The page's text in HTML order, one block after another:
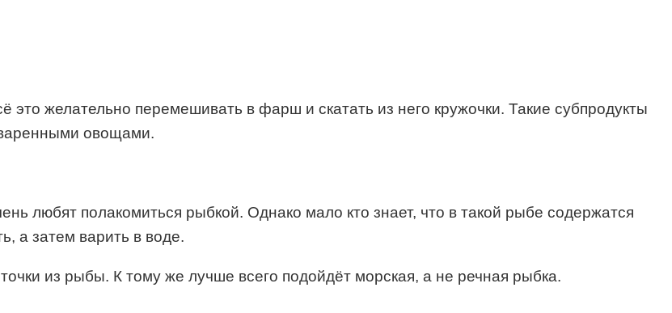
желательно перемешивать в фарш и скатать из него кружочки. Такие субпродукты
овощами.
любят полакомиться рыбкой. Однако мало кто знает, что в такой рыбе содержатся
а затем варить в воде.
из рыбы. К тому же лучше всего подойдёт морская, а не речная рыбка.